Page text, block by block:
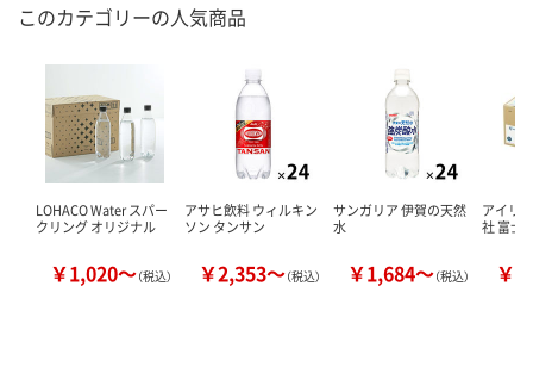
このカテゴリーの人気商品
LOHACO Water スパー
クリング オリジナル
￥1,020～（税込）
アサヒ飲料 ウィルキン
ソン タンサン
￥2,353～（税込）
サンガリア 伊賀の天然
水
￥1,684～（税込）
アイリ
社 富士
￥